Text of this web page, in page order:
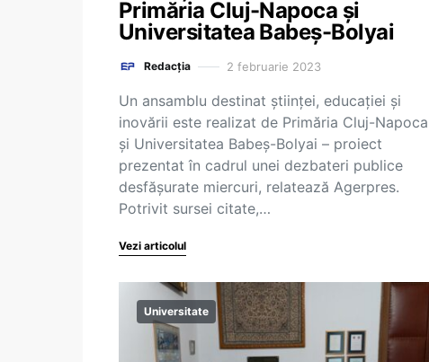
Primăria Cluj-Napoca și
Universitatea Babeș-Bolyai
Redacția 2 februarie 2023
Un ansamblu destinat științei, educației și
inovării este realizat de Primăria Cluj-Napoca
și Universitatea Babeș-Bolyai – proiect
prezentat în cadrul unei dezbateri publice
desfășurate miercuri, relatează Agerpres.
Potrivit sursei citate,…
Vezi articolul
Universitate